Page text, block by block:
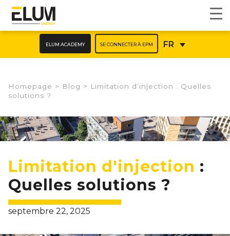
ELUM ACADEMY SE CONNECTER À EPM FR
Homepage > Blog > Limitation d’injection : Quelles
solutions ?​
Limitation d'injection :
Quelles solutions ?​
septembre 22, 2025